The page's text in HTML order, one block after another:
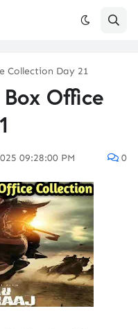
Collection Day 21
Office
09:28:00 PM 0